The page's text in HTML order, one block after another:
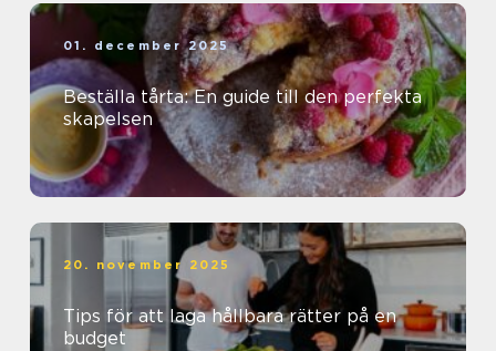
01. december 2025
Beställa tårta: En guide till den perfekta
skapelsen
20. november 2025
Tips för att laga hållbara rätter på en
budget